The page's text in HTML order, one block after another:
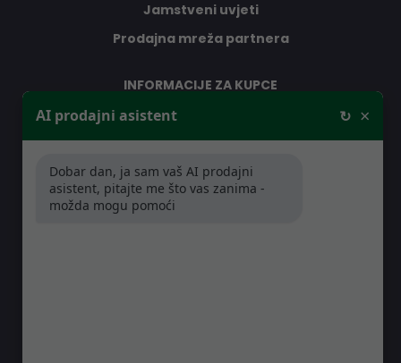
Jamstveni uvjeti
Prodajna mreža partnera
INFORMACIJE ZA KUPCE
O nama
Jamstveni uvjeti
Prodajna mreža partnera
AI prodajni asistent ↻ ×
Dobar dan, ja sam vaš AI prodajni
asistent, pitajte me što vas zanima -
možda mogu pomoći